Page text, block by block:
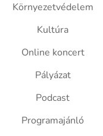
Környezetvédelem
Kultúra
Online koncert
Pályázat
Podcast
Programajánló